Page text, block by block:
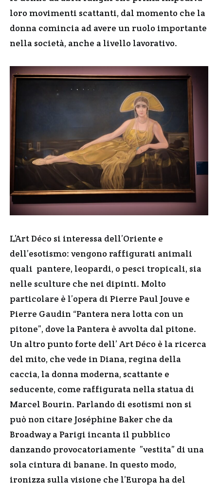
loro movimenti scattanti, dal momento che la
donna comincia ad avere un ruolo importante
nella società, anche a livello lavorativo.
L’Art Déco si interessa dell’Oriente e
dell’esotismo: vengono raffigurati animali
quali pantere, leopardi, o pesci tropicali, sia
nelle sculture che nei dipinti. Molto
particolare è l’opera di Pierre Paul Jouve e
Pierre Gaudin “Pantera nera lotta con un
pitone”, dove la Pantera è avvolta dal pitone.
Un altro punto forte dell’ Art Déco è la ricerca
del mito, che vede in Diana, regina della
caccia, la donna moderna, scattante e
seducente, come raffigurata nella statua di
Marcel Bourin. Parlando di esotismi non si
può non citare Joséphine Baker che da
Broadway a Parigi incanta il pubblico
danzando provocatoriamente ”vestita” di una
sola cintura di banane. In questo modo,
ironizza sulla visione che l’Europa ha del